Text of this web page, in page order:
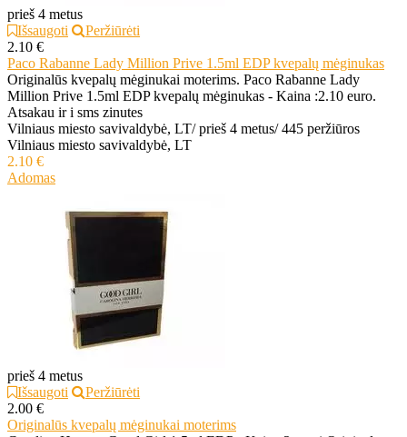
prieš 4 metus
Išsaugoti
Peržiūrėti
2.10 €
Paco Rabanne Lady Million Prive 1.5ml EDP kvepalų mėginukas
Originalūs kvepalų mėginukai moterims. Paco Rabanne Lady
Million Prive 1.5ml EDP kvepalų mėginukas - Kaina :2.10 euro.
Atsakau ir i sms zinutes
Vilniaus miesto savivaldybė, LT/ prieš 4 metus/ 445 peržiūros
Vilniaus miesto savivaldybė, LT
2.10 €
Adomas
prieš 4 metus
Išsaugoti
Peržiūrėti
2.00 €
Originalūs kvepalų mėginukai moterims